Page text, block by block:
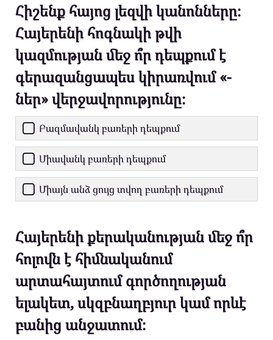
Հիշենք հայոց լեզվի կանոնները։
Հայերենի հոգնակի թվի
կազմության մեջ ո՞ր դեպքում է
գերազանցապես կիրառվում «-
ներ» վերջավորությունը։
Բազմավանկ բառերի դեպքում
Միավանկ բառերի դեպքում
Միայն անձ ցույց տվող բառերի դեպքում
Հայերենի քերականության մեջ ո՞ր
հոլովն է հիմնականում
արտահայտում գործողության
ելակետ, սկզբնաղբյուր կամ որևէ
բանից անջատում։